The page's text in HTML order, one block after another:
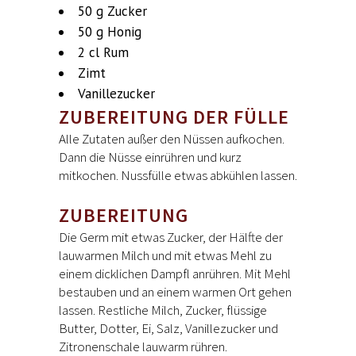
50 g Zucker
50 g Honig
2 cl Rum
Zimt
Vanillezucker
ZUBEREITUNG DER FÜLLE
Alle Zutaten außer den Nüssen aufkochen.
Dann die Nüsse einrühren und kurz
mitkochen. Nussfülle etwas abkühlen lassen.
ZUBEREITUNG
Die Germ mit etwas Zucker, der Hälfte der
lauwarmen Milch und mit etwas Mehl zu
einem dicklichen Dampfl anrühren. Mit Mehl
bestauben und an einem warmen Ort gehen
lassen. Restliche Milch, Zucker, flüssige
Butter, Dotter, Ei, Salz, Vanillezucker und
Zitronenschale lauwarm rühren.